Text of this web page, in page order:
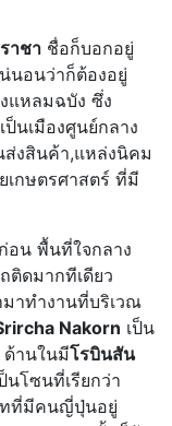
าชา ชื่อก็บอกอยู่
นอนว่าก็ต้องอยู่
แหลมฉบัง ซึ่ง
นเมืองศูนย์กลาง
ส่งสินค้า,แหล่งนิคม
เกษตรศาสตร์ ที่มี
อน พื้นที่ใจกลาง
ติดมากทีเดียว
าทำงานที่บริเวณ
Nakorn เป็น
านในมีโรบินสัน
นโซนที่เรียกว่า
ทที่มีคนญี่ปุ่นอยู่